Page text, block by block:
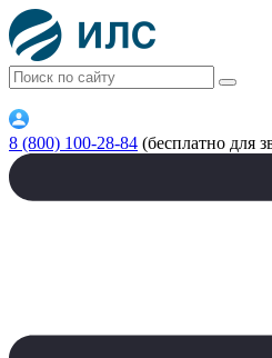
8 (800) 100-28-84 (бесплатно для